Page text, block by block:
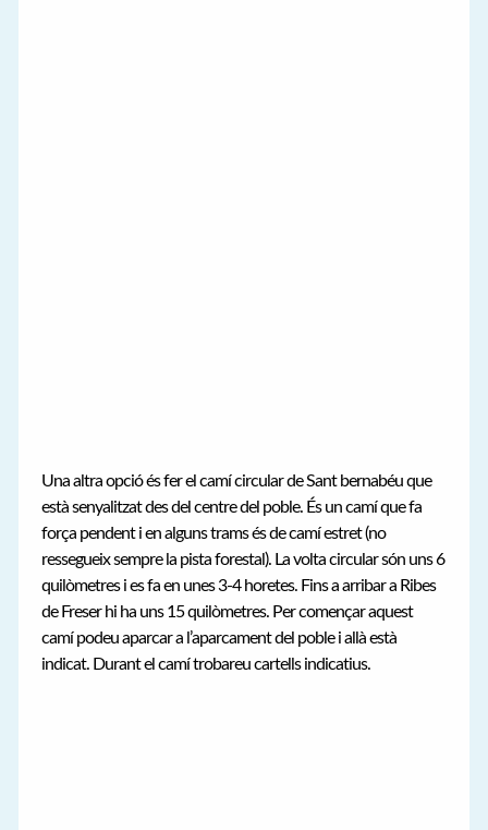
Una altra opció és fer el camí circular de Sant bernabéu que
està senyalitzat des del centre del poble. És un camí que fa
força pendent i en alguns trams és de camí estret (no
ressegueix sempre la pista forestal). La volta circular són uns 6
quilòmetres i es fa en unes 3-4 horetes. Fins a arribar a Ribes
de Freser hi ha uns 15 quilòmetres. Per començar aquest
camí podeu aparcar a l’aparcament del poble i allà està
indicat. Durant el camí trobareu cartells indicatius.